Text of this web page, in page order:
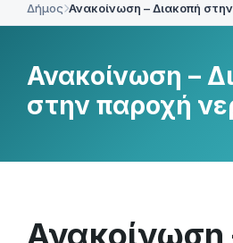
Δήμος Ανακοίνωση – Διακοπή
Ανακοίνωση –
στην παροχή
Ανακοίνωση